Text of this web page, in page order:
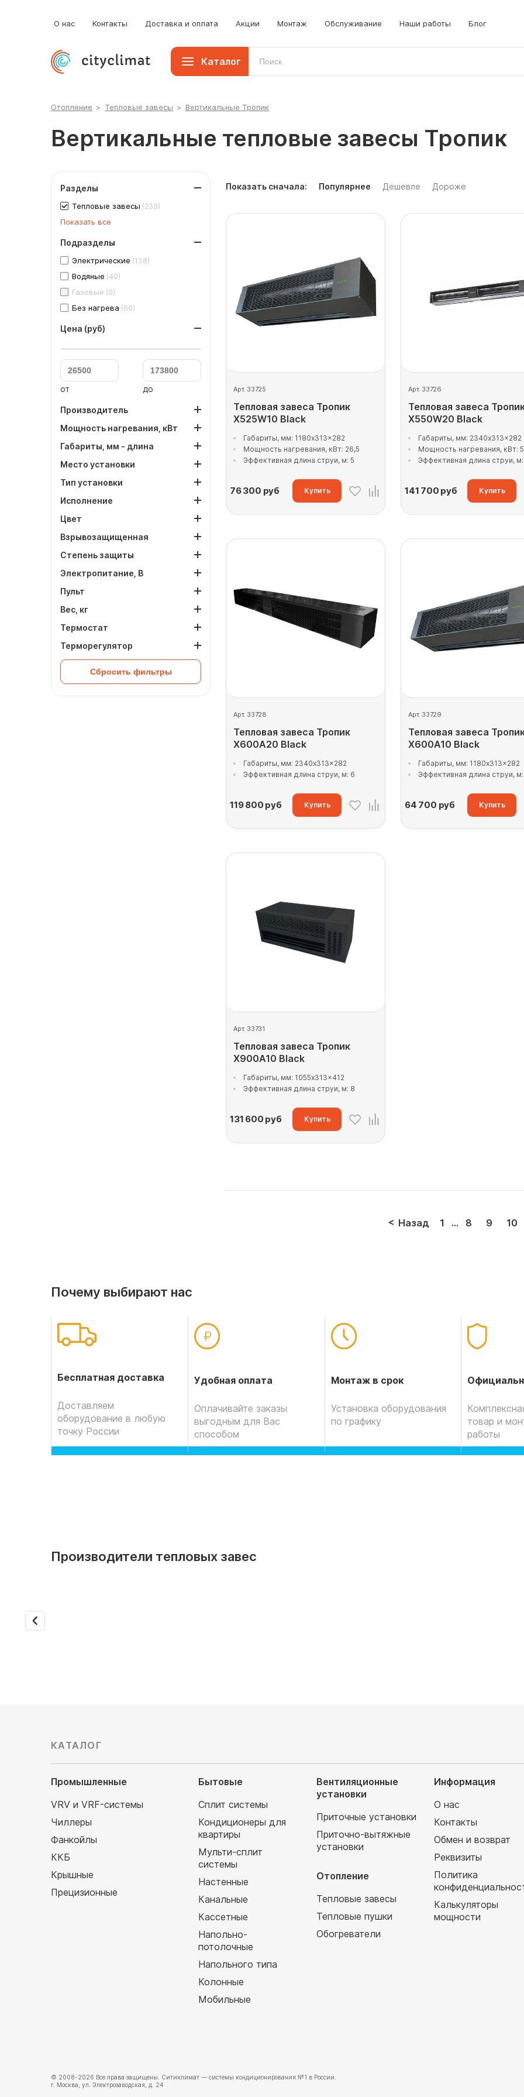
О нас Контакты Доставка и оплата Акции Монтаж Обслуживание Наши работы Блог
Каталог
Отопление > Тепловые завесы > Вертикальные Тропик
Вертикальные тепловые завесы Тропик
Разделы
Тепловые завесы (238)
Показать все
Подразделы
Электрические (138)
Водяные (40)
Газовые (0)
Без нагрева (60)
Цена (руб)
от до
Производитель
Мощность нагревания, кВт
Габариты, мм - длина
Место установки
Тип установки
Исполнение
Цвет
Взрывозащищенная
Степень защиты
Электропитание, В
Пульт
Вес, кг
Термостат
Терморегулятор
Сбросить фильтры
Показать сначала: Популярнее Дешевле Дороже
Арт. 33725
Тепловая завеса Тропик
X525W10 Black
Габариты, мм: 1180x313x282
Мощность нагревания, кВт: 26,5
Эффективная длина струи, м: 5
76 300 руб Купить
Арт. 33726
Тепловая завеса
X550W20 Black
Габариты, мм: 2340x313x282
Мощность нагревания, кВт:
Эффективная длина струи, м:
141 700 руб Купить
Арт. 33728
Тепловая завеса Тропик
X600A20 Black
Габариты, мм: 2340x313x282
Эффективная длина струи, м: 6
119 800 руб Купить
Арт. 33729
Тепловая завеса
X600A10 Black
Габариты, мм: 1180x313x282
Эффективная длина струи,
64 700 руб Купить
Арт. 33731
Тепловая завеса Тропик
X900A10 Black
Габариты, мм: 1055x313x412
Эффективная длина струи, м: 8
131 600 руб Купить
Назад 1 ... 8 9 10
Почему выбирают нас
Бесплатная доставка
Доставляем
оборудование в любую
точку России
Удобная оплата
Оплачивайте заказы
выгодным для Вас
способом
Монтаж в срок
Установка оборудования
по графику
товар и
работы
Производители тепловых завес
КАТАЛОГ
Промышленные
VRV и VRF-системы
Чиллеры
Фанкойлы
ККБ
Крышные
Прецизионные
Бытовые
Сплит системы
Кондиционеры для
квартиры
Мульти-сплит
системы
Настенные
Канальные
Кассетные
Напольно-
потолочные
Напольного типа
Колонные
Мобильные
Вентиляционные
установки
Приточные установки
Приточно-вытяжные
установки
Отопление
Тепловые завесы
Тепловые пушки
Обогреватели
Информация
О нас
Контакты
Обмен и возврат
Реквизиты
Политика
Калькуляторы
мощности
© 2008-2026 Все права защищены. Ситиклимат — системы кондиционирования №1 в России.
г. Москва, ул. Электрозаводская, д. 24